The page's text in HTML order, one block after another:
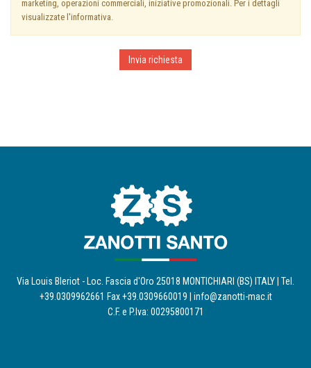
marketing, operazioni commerciali, iniziative promozionali. Per i dettagli
visualizzate l'informativa.
Via Louis Bleriot - Loc. Fascia d'Oro 25018 MONTICHIARI (BS) ITALY | Tel.
+39.0309962661 Fax +39.0309660019 | info@zanotti-mac.it
C.F. e P.Iva: 00295800171